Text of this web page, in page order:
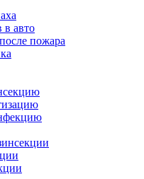
в авто
пожара